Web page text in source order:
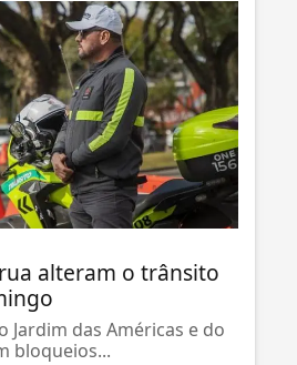
alteram o trânsito
Jardim das Américas e do
bloqueios...